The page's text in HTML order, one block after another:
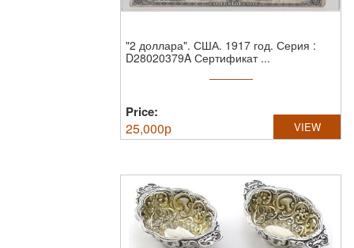
"2 доллара". США. 1917 год. Серия :
D28020379A Сертификат ...
Price:
25,000р VIEW